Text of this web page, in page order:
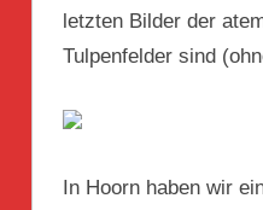
letzten Bilder der
Tulpenfelder sind
In Hoorn haben wir